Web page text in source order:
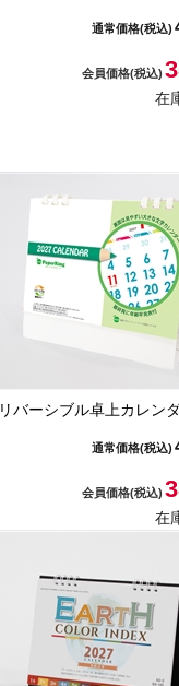
通常価格(税込)
会員価格(税込)
在
リバーシブル卓上カレン
通常価格(税込)
会員価格(税込)
在